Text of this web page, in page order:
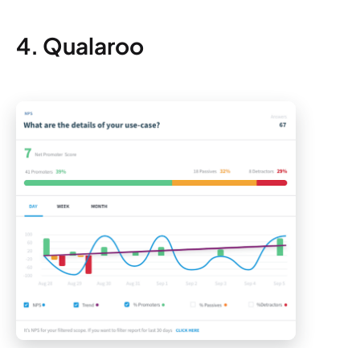
4. Qualaroo